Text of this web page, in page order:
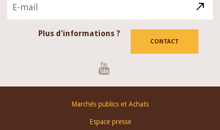
Plus d'informations ?
CONTACT
Marchés publics et Achats
Espace presse